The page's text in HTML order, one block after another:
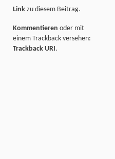
Link zu diesem Beitrag.
Kommentieren oder mit
einem Trackback versehen:
Trackback URI.